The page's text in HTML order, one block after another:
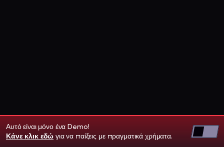
Αυτό είναι μόνο ένα Demo!
Κάνε κλικ εδώ για να παίξεις με πραγματικά χρήματα.